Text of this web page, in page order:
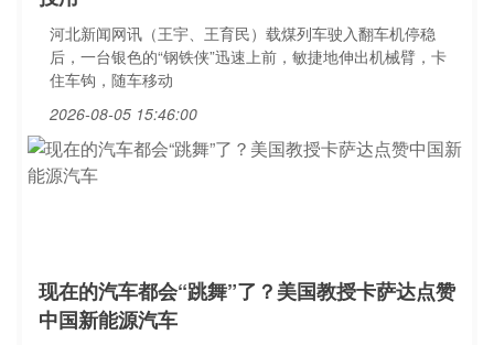
河北新闻网讯（王宇、王育民）载煤列车驶入翻车机停稳
后，一台银色的“钢铁侠”迅速上前，敏捷地伸出机械臂，卡
住车钩，随车移动
2026-08-05 15:46:00
现在的汽车都会“跳舞”了？美国教授卡萨达点赞
中国新能源汽车